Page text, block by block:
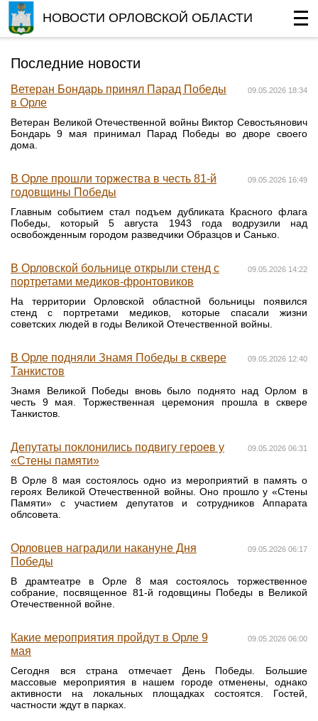
НОВОСТИ ОРЛОВСКОЙ ОБЛАСТИ
Последние новости
09.05.2026 18:34
Ветеран Бондарь принял Парад Победы
в Орле
Ветеран Великой Отечественной войны Виктор Севостьянович
Бондарь 9 мая принимал Парад Победы во дворе своего
дома.
09.05.2026 16:49
В Орле прошли торжества в честь 81-й
годовщины Победы
Главным событием стал подъем дубликата Красного флага
Победы, который 5 августа 1943 года водрузили над
освобожденным городом разведчики Образцов и Санько.
09.05.2026 14:22
В Орловской больнице открыли стенд с
портретами медиков-фронтовиков
На территории Орловской областной больницы появился
стенд с портретами медиков, которые спасали жизни
советских людей в годы Великой Отечественной войны.
09.05.2026 12:40
В Орле подняли Знамя Победы в сквере
Танкистов
Знамя Великой Победы вновь было поднято над Орлом в
честь 9 мая. Торжественная церемония прошла в сквере
Танкистов.
09.05.2026 06:31
Депутаты поклонились подвигу героев у
«Стены памяти»
В Орле 8 мая состоялось одно из мероприятий в память о
героях Великой Отечественной войны. Оно прошло у «Стены
Памяти» с участием депутатов и сотрудников Аппарата
облсовета.
09.05.2026 06:17
Орловцев наградили накануне Дня
Победы
В драмтеатре в Орле 8 мая состоялось торжественное
собрание, посвященное 81-й годовщины Победы в Великой
Отечественной войне.
09.05.2026 06:00
Какие мероприятия пройдут в Орле 9
мая
Сегодня вся страна отмечает День Победы. Большие
массовые мероприятия в нашем городе отменены, однако
активности на локальных площадках состоятся. Гостей,
частности ждут в парках.